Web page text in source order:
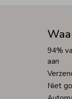
94%
aan
Niet